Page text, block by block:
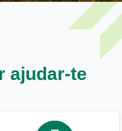
ajudar-te